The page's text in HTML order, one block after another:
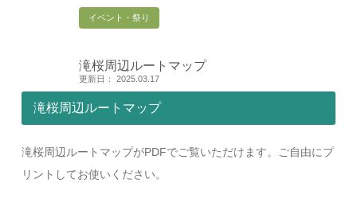
イベント・祭り
滝桜周辺ルートマップ
更新日： 2025.03.17
滝桜周辺ルートマップ
滝桜周辺ルートマップがPDFでご覧いただけます。ご自由にプ
リントしてお使いください。